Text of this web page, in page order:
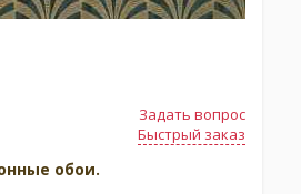
Задать вопрос
Быстрый заказ
обои.